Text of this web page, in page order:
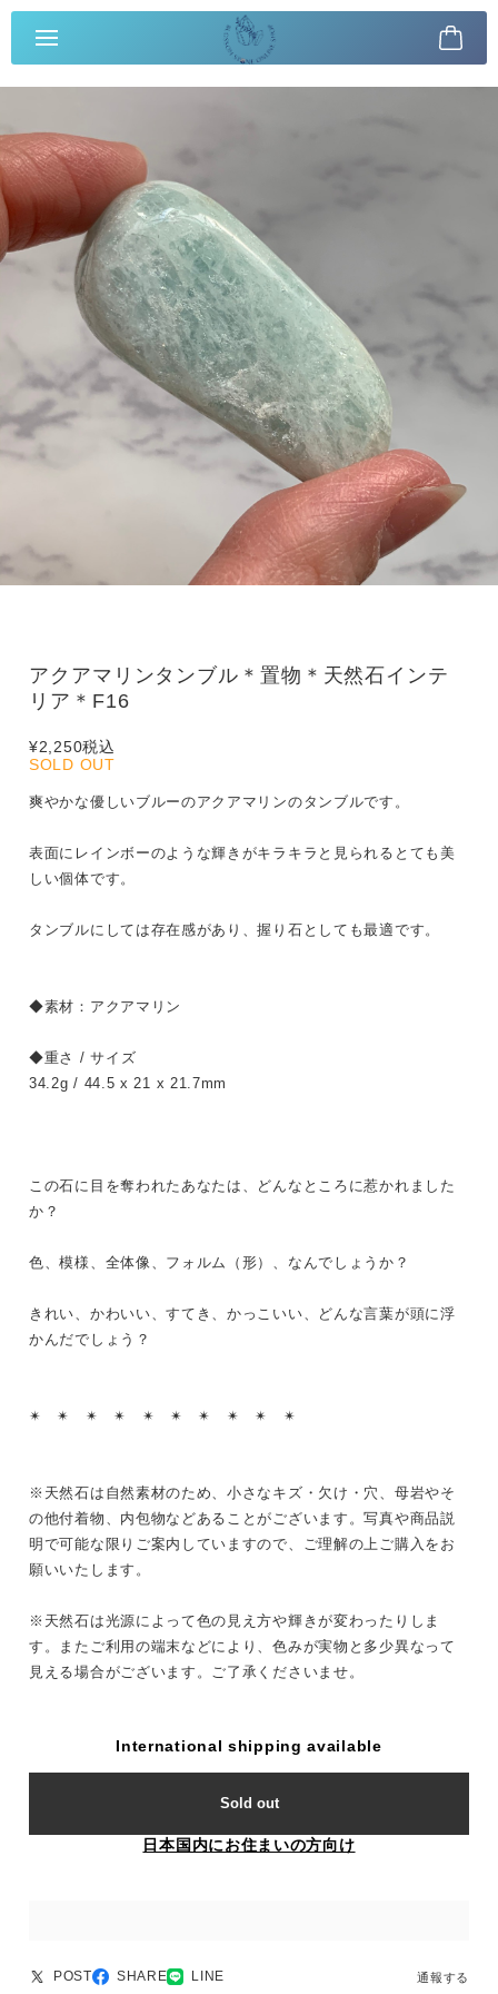
アクアマリンタンブル＊置物＊天然石インテ
リア＊F16
¥2,250税込
SOLD OUT
爽やかな優しいブルーのアクアマリンのタンブルです。
表面にレインボーのような輝きがキラキラと見られるとても美
しい個体です。
タンブルにしては存在感があり、握り石としても最適です。
◆素材：アクアマリン
◆重さ / サイズ
34.2g / 44.5 x 21 x 21.7mm
この石に目を奪われたあなたは、どんなところに惹かれました
か？
色、模様、全体像、フォルム（形）、なんでしょうか？
きれい、かわいい、すてき、かっこいい、どんな言葉が頭に浮
かんだでしょう？
✴︎ ✴︎ ✴︎ ✴︎ ✴︎ ✴︎ ✴︎ ✴︎ ✴︎ ✴︎
※天然石は自然素材のため、小さなキズ・欠け・穴、母岩やそ
の他付着物、内包物などあることがございます。写真や商品説
明で可能な限りご案内していますので、ご理解の上ご購入をお
願いいたします。
※天然石は光源によって色の見え方や輝きが変わったりしま
す。またご利用の端末などにより、色みが実物と多少異なって
見える場合がございます。ご了承くださいませ。
International shipping available
Sold out
日本国内にお住まいの方向け
POST SHARE LINE 通報する